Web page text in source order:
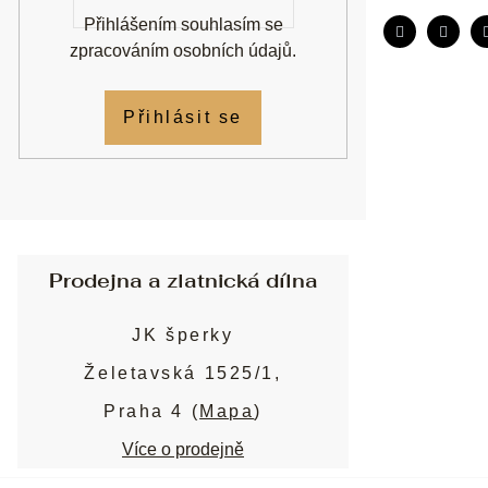
Přihlášením souhlasím se
zpracováním osobních údajů.
Přihlásit se
Prodejna a zlatnická dílna
JK šperky
Želetavská 1525/1,
Praha 4 ( Mapa)
Více o prodejně